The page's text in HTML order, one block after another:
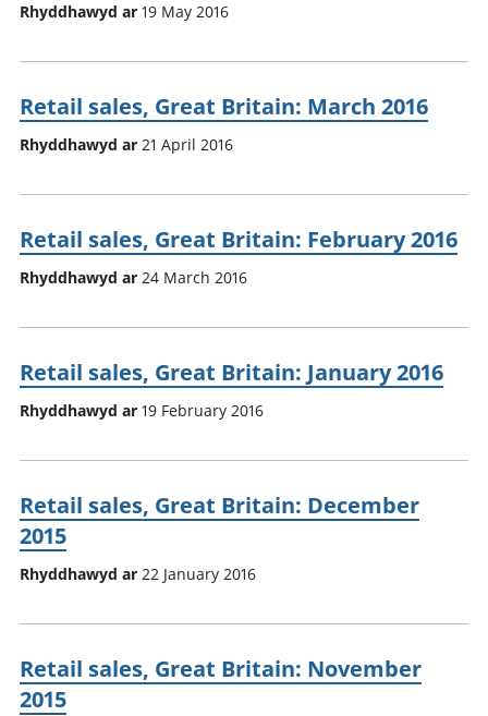
Rhyddhawyd ar 19 May 2016
Retail sales, Great Britain: March 2016
Rhyddhawyd ar 21 April 2016
Retail sales, Great Britain: February 2016
Rhyddhawyd ar 24 March 2016
Retail sales, Great Britain: January 2016
Rhyddhawyd ar 19 February 2016
Retail sales, Great Britain: December
2015
Rhyddhawyd ar 22 January 2016
Retail sales, Great Britain: November
2015